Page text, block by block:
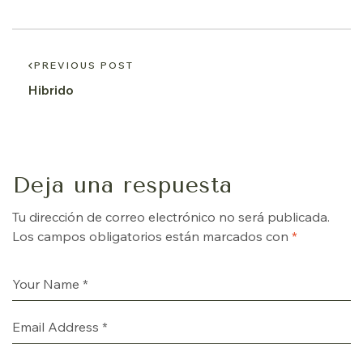
PREVIOUS POST
Hibrido
Deja una respuesta
Tu dirección de correo electrónico no será publicada.
Los campos obligatorios están marcados con *